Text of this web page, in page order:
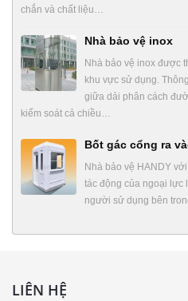
chắn và chất liệu…
Nhà bảo vệ inox
Nhà bảo vệ inox được
khu vực sử dụng.
giữa dải phân cách
kiểm soát cả chiều…
Bốt gác cổng ra
Nhà bảo vệ HANDY
tác động của ngoại lực
người sử dụng bên
LIÊN HỆ